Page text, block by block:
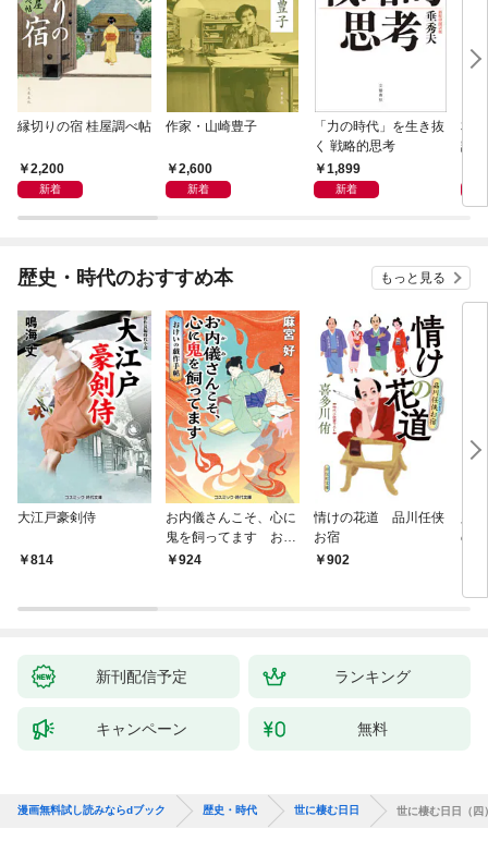
縁切りの宿 桂屋調べ帖
2,200
新着
作家・山崎豊子
2,600
新着
「力の時代」を生き抜
く 戦略的思考
1,899
新着
本
話）
歴史・時代のおすすめ本 もっと見る
大江戸豪剣侍
814
お内儀さんこそ、心に
鬼を飼ってます おけ
いの戯作手帖
924
情けの花道 品川任侠
お宿
902
の
新刊配信予定 ランキング
キャンペーン 無料
漫画無料試し読みならdブック 歴史・時代 世に棲む日日 世に棲む日日（四